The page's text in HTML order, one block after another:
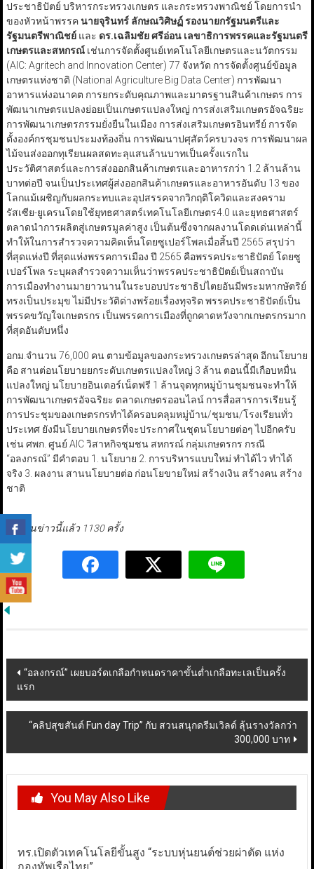
ประชาธิปัตย์ บริหารกระทรวงเกษตร และกระทรวงพาณิชย์ โดยการนำ
ของหัวหน้าพรรคนายจุรินทร์ ลักษณวิศิษฏ์ รองนายกรัฐมนตรีและ
รัฐมนตรีพาณิชย์และ ดร.เฉลิมชัย ศรีอ่อน เลขาธิการพรรคและรัฐมนตรี
เกษตรและสหกรณ์ เช่นการจัดตั้งศูนย์เทคโนโลยีเกษตรและนวัตกรรม
(AIC: Agritech and Innovation Center) 77 จังหวัด การจัดตั้งศูนย์ข้อมูล
เกษตรแห่งชาติ (National Agriculture Big Data Center) การพัฒนา
อาหารแห่งอนาคต การยกระดับคุณภาพและมาตรฐานสินค้าเกษตร การ
พัฒนาเกษตรแปลงย่อยเป็นเกษตรแปลงใหญ่ การส่งเสริมเกษตรอัจฉริยะ
การพัฒนาเกษตรกรรมยั่งยืนในเมือง การส่งเสริมเกษตรอินทรีย์ การจัด
ตั้งองค์กรชุมชนประมงท้องถิ่น การพัฒนาปศุสัตว์ครบวงจร การพัฒนาผล
ไม้จนส่งออกทุเรียนผลสดทะลุแสนล้านบาทเป็นครั้งแรกใน
ประวัติศาสตร์และการส่งออกสินค้าเกษตรและอาหารกว่า 1.2 ล้านล้าน
บาทต่อปี จนเป็นประเทศผู้ส่งออกสินค้าเกษตรและอาหารอันดับ 13 ของ
โลกแม้เผชิญกับผลกระทบและอุปสรรคจากวิกฤติโควิดและสงคราม
รัสเซีย-ยูเครนโดยใช้ยุทธศาสตร์เทคโนโลยีเกษตร4.0 และยุทธศาสตร์
ตลาดนำการผลิตสู่เกษตรมูลค่าสูง เป็นต้นซึ่งจากผลงานโดดเด่นเหล่านี้
ทำให้ในการสำรวจความคิดเห็นโดยซูเปอร์โพลเมื่อสิ้นปี 2565 สรุปว่า
ที่สุดแห่งปี ที่สุดแห่งพรรคการเมือง ปี 2565 คือพรรคประชาธิปัตย์ โดยซู
เปอร์โพล ระบุผลสำรวจความเห็นว่าพรรคประชาธิปัตย์เป็นสถาบัน
การเมืองทำงานมายาวนานในระบอบประชาธิปไตยอันมีพระมหากษัตริย์
ทรงเป็นประมุข ไม่มีประวัติด่างพร้อยเรื่องทุจริต พรรคประชาธิปัตย์เป็น
พรรคขวัญใจเกษตรกร เป็นพรรคการเมืองที่ถูกคาดหวังจากเกษตรกรมาก
ที่สุดอันดับหนึ่ง
อกม.จำนวน 76,000 คน ตามข้อมูลของกระทรวงเกษตรล่าสุด อีกนโยบาย
คือ สานต่อนโยบายยกระดับเกษตรแปลงใหญ่ 3 ล้าน ตอนนี้มีเกือบหมื่น
แปลงใหญ่ นโยบายอินเตอร์เน็ตฟรี 1 ล้านจุดทุกหมู่บ้านชุมชนจะทำให้
การพัฒนาเกษตรอัจฉริยะ ตลาดเกษตรออนไลน์ การสื่อสารการเรียนรู้
การประชุมของเกษตรกรทำได้ครอบคลุมหมู่บ้าน/ชุมชน/โรงเรียนทั่ว
ประเทศ ยังมีนโยบายเกษตรที่จะประกาศในชุดนโยบายต่อๆ ไปอีกครับ
เช่น ศพก. ศูนย์ AIC วิสาหกิจชุมชน สหกรณ์ กลุ่มเกษตรกร กรณี
“อลงกรณ์” มีคำตอบ 1. นโยบาย 2. การบริหารแบบใหม่ ทำได้ไว ทำได้
จริง 3. ผลงาน สานนโยบายต่อ ก่อนโยขายใหม่ สร้างเงิน สร้างคน สร้าง
ชาติ
มีผู้อ่านข่าวนี้แล้ว 1130 ครั้ง
Post
navigation
“อลงกรณ์” เผยบอร์ดเกลือกำหนดราคาขั้นต่ำเกลือทะเลเป็นครั้ง
แรก
“คลิปสุขสันต์ Fun day Trip” กับ สวนสนุกดรีมเวิลด์ ลุ้นรางวัลกว่า
300,000 บาท
You May Also Like
ทร.เปิดตัวเทคโนโลยีขั้นสูง “ระบบหุ่นยนต์ช่วยผ่าตัด แห่ง